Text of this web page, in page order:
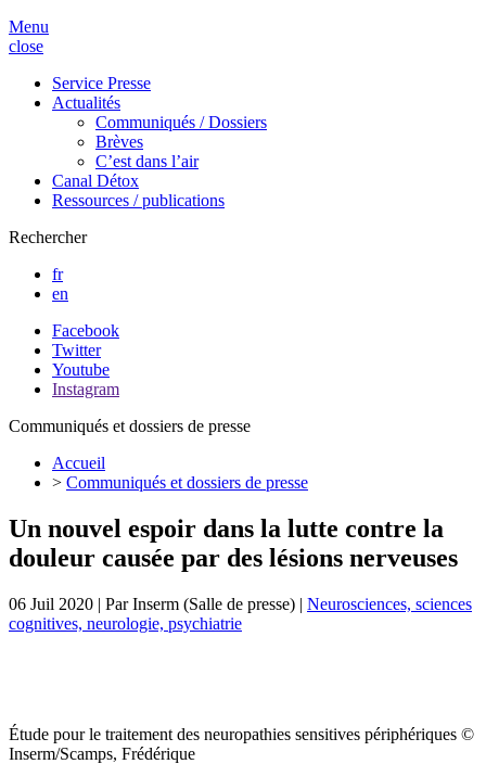
Menu
close
Service Presse
Actualités
Communiqués / Dossiers
Brèves
C’est dans l’air
Canal Détox
Ressources / publications
Rechercher
fr
en
Facebook
Twitter
Youtube
Instagram
Communiqués et dossiers de presse
Accueil
> Communiqués et dossiers de presse
Un nouvel espoir dans la lutte contre la
douleur causée par des lésions nerveuses
06 Juil 2020 | ParInserm (Salle de presse) | Neurosciences, sciences
cognitives, neurologie, psychiatrie
Étude pour le traitement des neuropathies sensitives périphériques ©
Inserm/Scamps, Frédérique